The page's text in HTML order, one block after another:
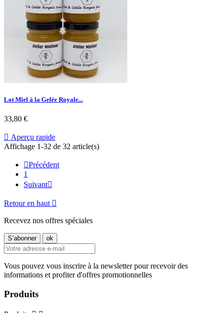
Lot Miel à la Gelée Royale...
33,80 €
 Aperçu rapide
Affichage 1-32 de 32 article(s)
Précédent
1
Suivant
Retour en haut 
Recevez nos offres spéciales
Vous pouvez vous inscrire à la newsletter pour recevoir des
informations et profiter d'offres promotionnelles
Produits